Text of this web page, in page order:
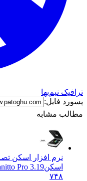
ترافیک نیم‌بها
پسورد فایل:
مطالب مشابه
نرم افزار اسکن
اسکنPro 3.19
۷۴۸